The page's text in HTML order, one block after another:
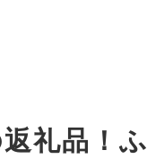
礼品！